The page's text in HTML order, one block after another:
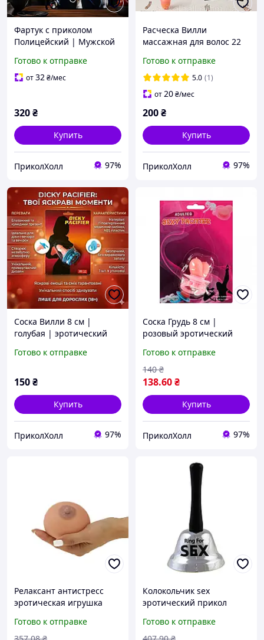
Фартук с приколом
Полицейский | Мужской
полиции габардин |
Подарок мужчине
Готово к отправке
от32₴/мес
320₴
Купить
ПриколХолл 97%
Расческа Вилли
массажная для волос 22
прикол 18+ | Подарок
подру на девичник
Готово к отправке
5.0 (1)
от20₴/мес
200₴
Купить
ПриколХолл 97%
Соска Вилли 8 см |
голубая | эротический
девичник | прикол для
Готово к отправке
150₴
Купить
ПриколХолл 97%
Соска Грудь 8 см |
розовый эротический
девичник | реквизит для
конкурсов
Готово к отправке
138.60₴
140 ₴
Купить
ПриколХолл 97%
Релаксант антистресс
эротическая игрушка
Карнавал Приколов для
Готово к отправке
Колокольчик sex
эротический прикол
приколов для взрослых
Готово к отправке